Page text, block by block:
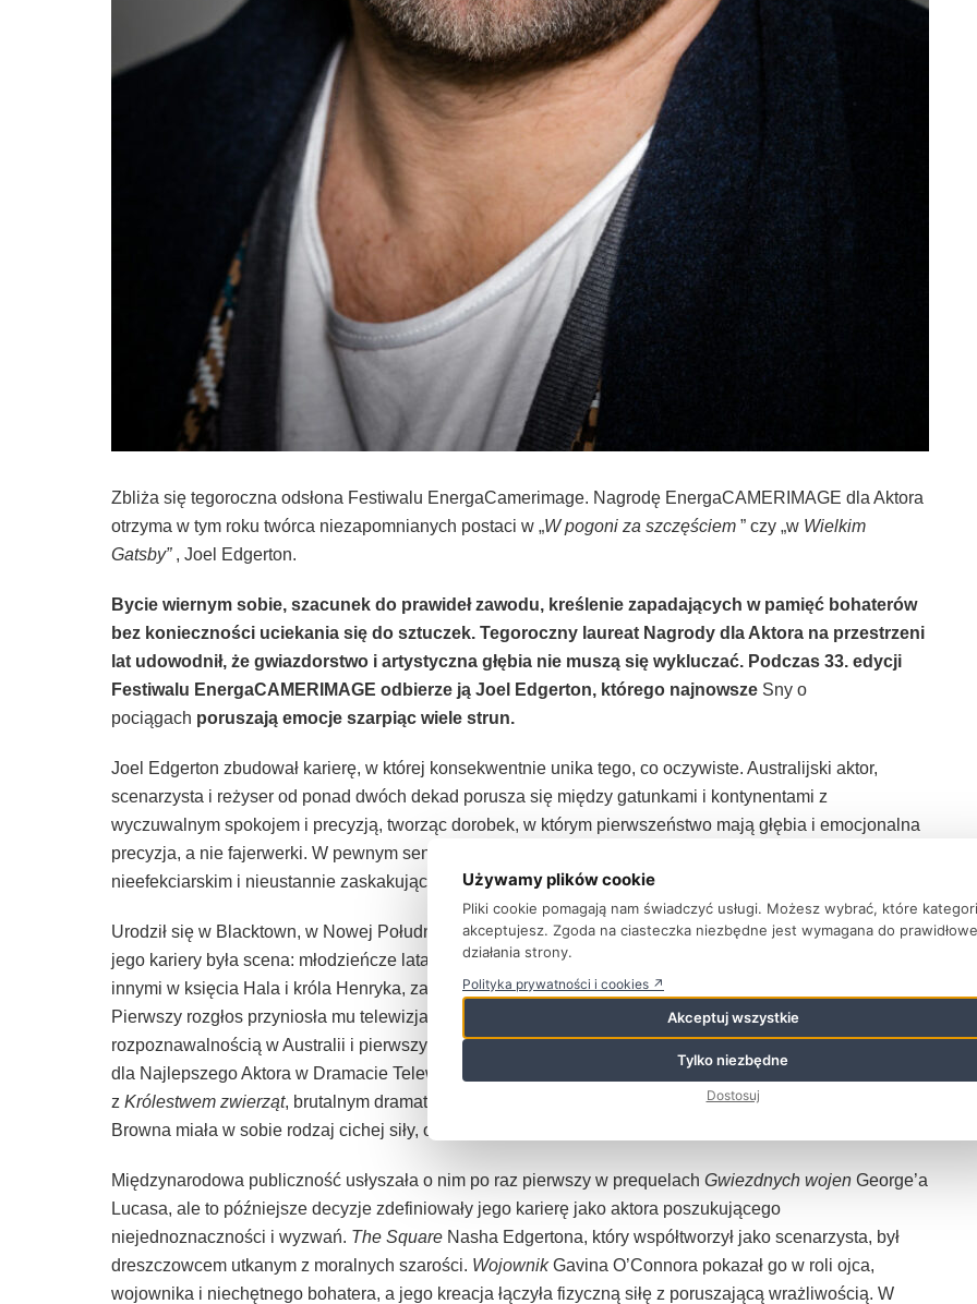
Zbliża się tegoroczna odsłona Festiwalu EnergaCamerimage. Nagrodę EnergaCAMERIMAGE dla Aktora
otrzyma w tym roku twórca niezapomnianych postaci w „W pogoni za szczęściem ” czy „w Wielkim
Gatsby”, Joel Edgerton.
Bycie wiernym sobie, szacunek do prawideł zawodu, kreślenie zapadających w pamięć bohaterów
bez konieczności uciekania się do sztuczek. Tegoroczny laureat Nagrody dla Aktora na przestrzeni
lat udowodnił, że gwiazdorstwo i artystyczna głębia nie muszą się wykluczać. Podczas 33. edycji
Festiwalu EnergaCAMERIMAGE odbierze ją Joel Edgerton, którego najnowsze Sny o
pociągach poruszają emocje szarpiąc wiele strun.
Joel Edgerton zbudował karierę, w której konsekwentnie unika tego, co oczywiste. Australijski aktor,
scenarzysta i reżyser od ponad dwóch dekad porusza się między gatunkami i kontynentami z
wyczuwalnym spokojem i precyzją, tworząc dorobek, w którym pierwszeństwo mają głębia i emocjonalna
precyzja, a nie fajerwerki. W pewnym sensie jest aktorem z prawdziwego zdarzenia – skupionym,
nieefekciarskim i nieustannie zaskakującym.
Urodził się w Blacktown, w Nowej Południowej Walii, z dala od hollywoodzkiego blichtru. Fundamentem
jego kariery była scena: młodzieńcze lata spędził na graniu Szekspira i klasyki, wcielając się między
innymi w księcia Hala i króla Henryka, zaś role te nauczyły go dyscypliny i szacunku dla rzemiosła.
Pierwszy rozgłos przyniosła mu telewizja – serial
W pogoni za szczęściemzaowocował
rozpoznawalnością w Australii i pierwszymi wyróżnieniami, w tym pierwszą w karierze Nagrodą AACTA
dla Najlepszego Aktora w Dramacie Telewizyjnym. Prawdziwy przełom nastąpił jednak w 2010 roku wraz
z Królestwem zwierząt, brutalnym dramatem kryminalnym Davida Michôda. Jego rola Barry’ego „Baza”
Browna miała w sobie rodzaj cichej siły, o której nie zapomina się wraz z końcem seansu.
Międzynarodowa publiczność usłyszała o nim po raz pierwszy w prequelach Gwiezdnych wojen George’a
Lucasa, ale to późniejsze decyzje zdefiniowały jego karierę jako aktora poszukującego
niejednoznaczności i wyzwań. The Square Nasha Edgertona, który współtworzył jako scenarzysta, był
dreszczowcem utkanym z moralnych szarości. WojownikGavina O’Connora pokazał go w roli ojca,
wojownika i niechętnego bohatera, a jego kreacja łączyła fizyczną siłę z poruszającą wrażliwością. W
Używamy plików cookie
Pliki cookie pomagają nam świadczyć usługi. Możesz wybrać, które
akceptujesz. Zgoda na ciasteczka niezbędne jest wymagana do
działania strony.
Polityka prywatności i cookies ↗
Akceptuj wszystkie
Tylko niezbędne
Dostosuj